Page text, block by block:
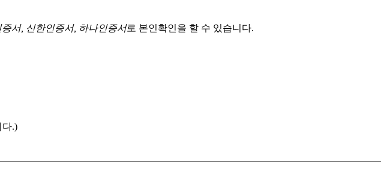
서, 신한인증서, 하나인증서로 본인확인을 할 수 있습니다.
다.)